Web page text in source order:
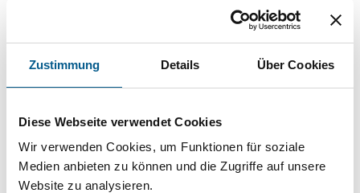
Zustimmung Details Über Cookies
Diese Webseite verwendet Cookies
Wir verwenden Cookies, um Funktionen für soziale
Medien anbieten zu können und die Zugriffe auf unsere
Website zu analysieren.
Sie suchen finanzielle Unterstützung für ein
direkt über unsere Fördermitteldatenbank und
Stiftungsdatenbank recherchieren. Bei der
Suche bitte die Groß- und Kleinschreibung